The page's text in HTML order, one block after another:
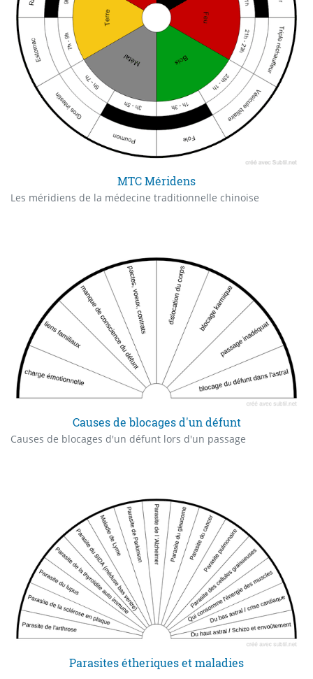
MTC Méridens
Les méridiens de la médecine traditionnelle chinoise
Causes de blocages d'un défunt
Causes de blocages d'un défunt lors d'un passage
Parasites étheriques et maladies